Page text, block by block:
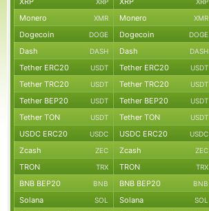
Monero XMR Monero XMR
Dogecoin DOGE Dogecoin DOGE
Dash DASH Dash DASH
Tether ERC20 USDT Tether ERC20 USDT
Tether TRC20 USDT Tether TRC20 USDT
Tether BEP20 USDT Tether BEP20 USDT
Tether TON USDT Tether TON USDT
USDC ERC20 USDC USDC ERC20 USDC
Zcash ZEC Zcash ZEC
TRON TRX TRON TRX
BNB BEP20 BNB BNB BEP20 BNB
Solana SOL Solana SOL